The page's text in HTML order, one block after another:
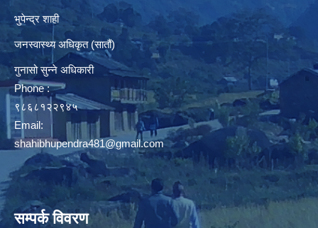
भुपेन्द्र शाही
जनस्वास्थ्य अधिकृत (सातौं)
गुनासो सुन्ने अधिकारी
Phone :
९८६८१२२९४५
Email:
shahibhupendra481@gmail.com
सम्पर्क विवरण